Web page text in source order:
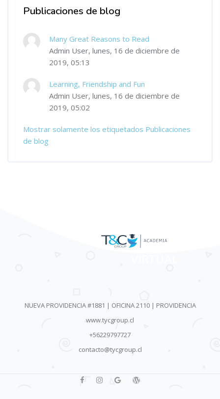
Publicaciones de blog
Many Great Reasons to Read
Admin User, lunes, 16 de diciembre de
2019, 05:13
Learning, Friendship and Fun
Admin User, lunes, 16 de diciembre de
2019, 05:02
Mostrar solamente los etiquetados Publicaciones
de blog
NUEVA PROVIDENCIA #1881 | OFICINA 2110 | PROVIDENCIA
www.tycgroup.cl
+56229797727
contacto@tycgroup.cl